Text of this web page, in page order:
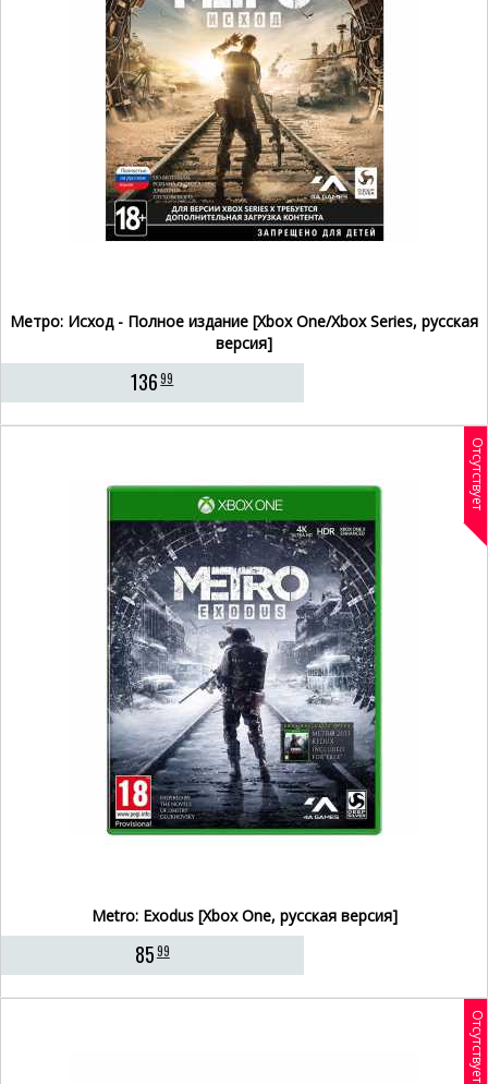
Метро: Исход - Полное издание [Xbox One/Xbox Series, русская
версия]
13699
Отсутствует
Metro: Exodus [Xbox One, русская версия]
8599
Отсутствует